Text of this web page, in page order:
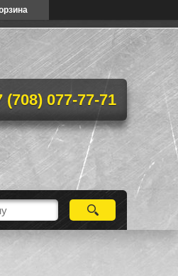
(708) 077-77-71